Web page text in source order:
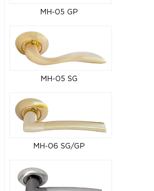
MH-05 GP
MH-05 SG
MH-06 SG/GP